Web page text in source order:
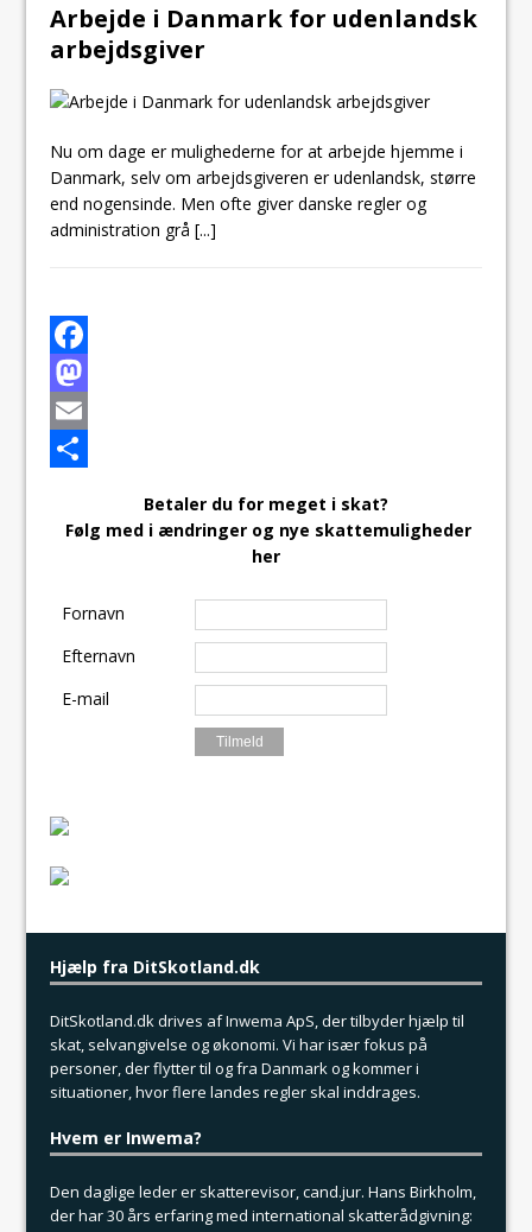
Arbejde i Danmark for udenlandsk
arbejdsgiver
Nu om dage er mulighederne for at arbejde hjemme i
Danmark, selv om arbejdsgiveren er udenlandsk, større
end nogensinde. Men ofte giver danske regler og
administration grå[...]
F
a
c
M
aE
Betaler du for meget i skat?
Følg med i ændringer og nye skattemuligheder
her
Fornavn
Efternavn
E-mail
Hjælp fra DitSkotland.dk
DitSkotland.dk drives afInwema ApS, der tilbyder hjælp til
skat, selvangivelse og økonomi. Vi har især fokus på
personer, der flytter til og fra Danmark og kommer i
situationer, hvor flere landes regler skal inddrages.
Hvem er Inwema?
Den daglige leder er skatterevisor, cand.jur. Hans Birkholm,
der har 30 års erfaring med international skatterådgivning: